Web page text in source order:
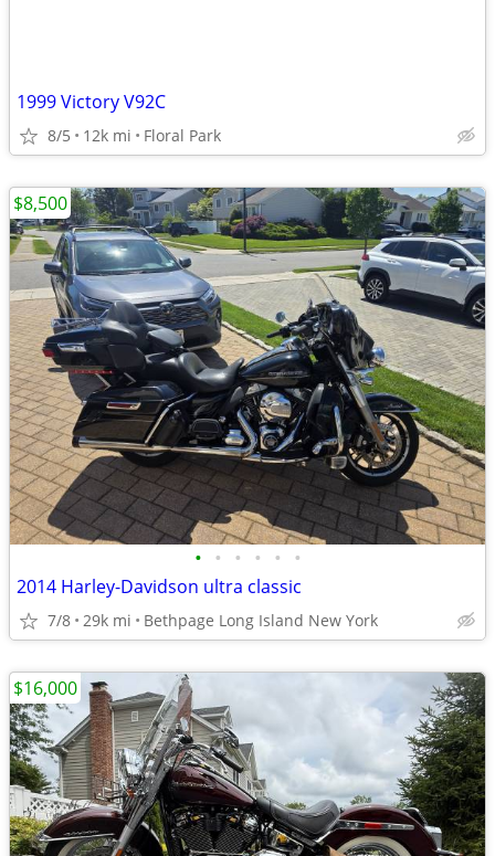
1999 Victory V92C
8/5 12k mi Floral Park
• • • • • •
2014 Harley-Davidson ultra classic
7/8 29k mi Bethpage Long Island New York
$8,500
$16,000